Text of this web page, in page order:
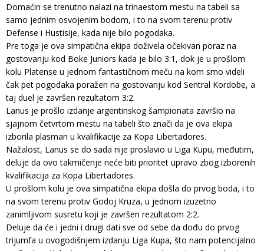
Domaćin se trenutno nalazi na trinaestom mestu na tabeli sa
samo jednim osvojenim bodom, i to na svom terenu protiv
Defense i Hustisije, kada nije bilo pogodaka.
Pre toga je ova simpatična ekipa doživela očekivan poraz na
gostovanju kod Boke Juniors kada je bilo 3:1, dok je u prošlom
kolu Platense u jednom fantastičnom meču na kom smo videli
čak pet pogodaka poražen na gostovanju kod Sentral Kordobe, a
taj duel je završen rezultatom 3:2.
Lanus je prošlo izdanje argentinskog šampionata završio na
sjajnom četvrtom mestu na tabeli što znači da je ova ekipa
izborila plasman u kvalifikacije za Kopa Libertadores.
Nažalost, Lanus se do sada nije proslavio u Liga Kupu, međutim,
deluje da ovo takmičenje neće biti prioritet upravo zbog izborenih
kvalifikacija za Kopa Libertadores.
U prošlom kolu je ova simpatična ekipa došla do prvog boda, i to
na svom terenu protiv Godoj Kruza, u jednom izuzetno
zanimljivom susretu koji je završen rezultatom 2:2.
Deluje da će i jedni i drugi dati sve od sebe da dođu do prvog
trijumfa u ovogodišnjem izdanju Liga Kupa, što nam potencijalno